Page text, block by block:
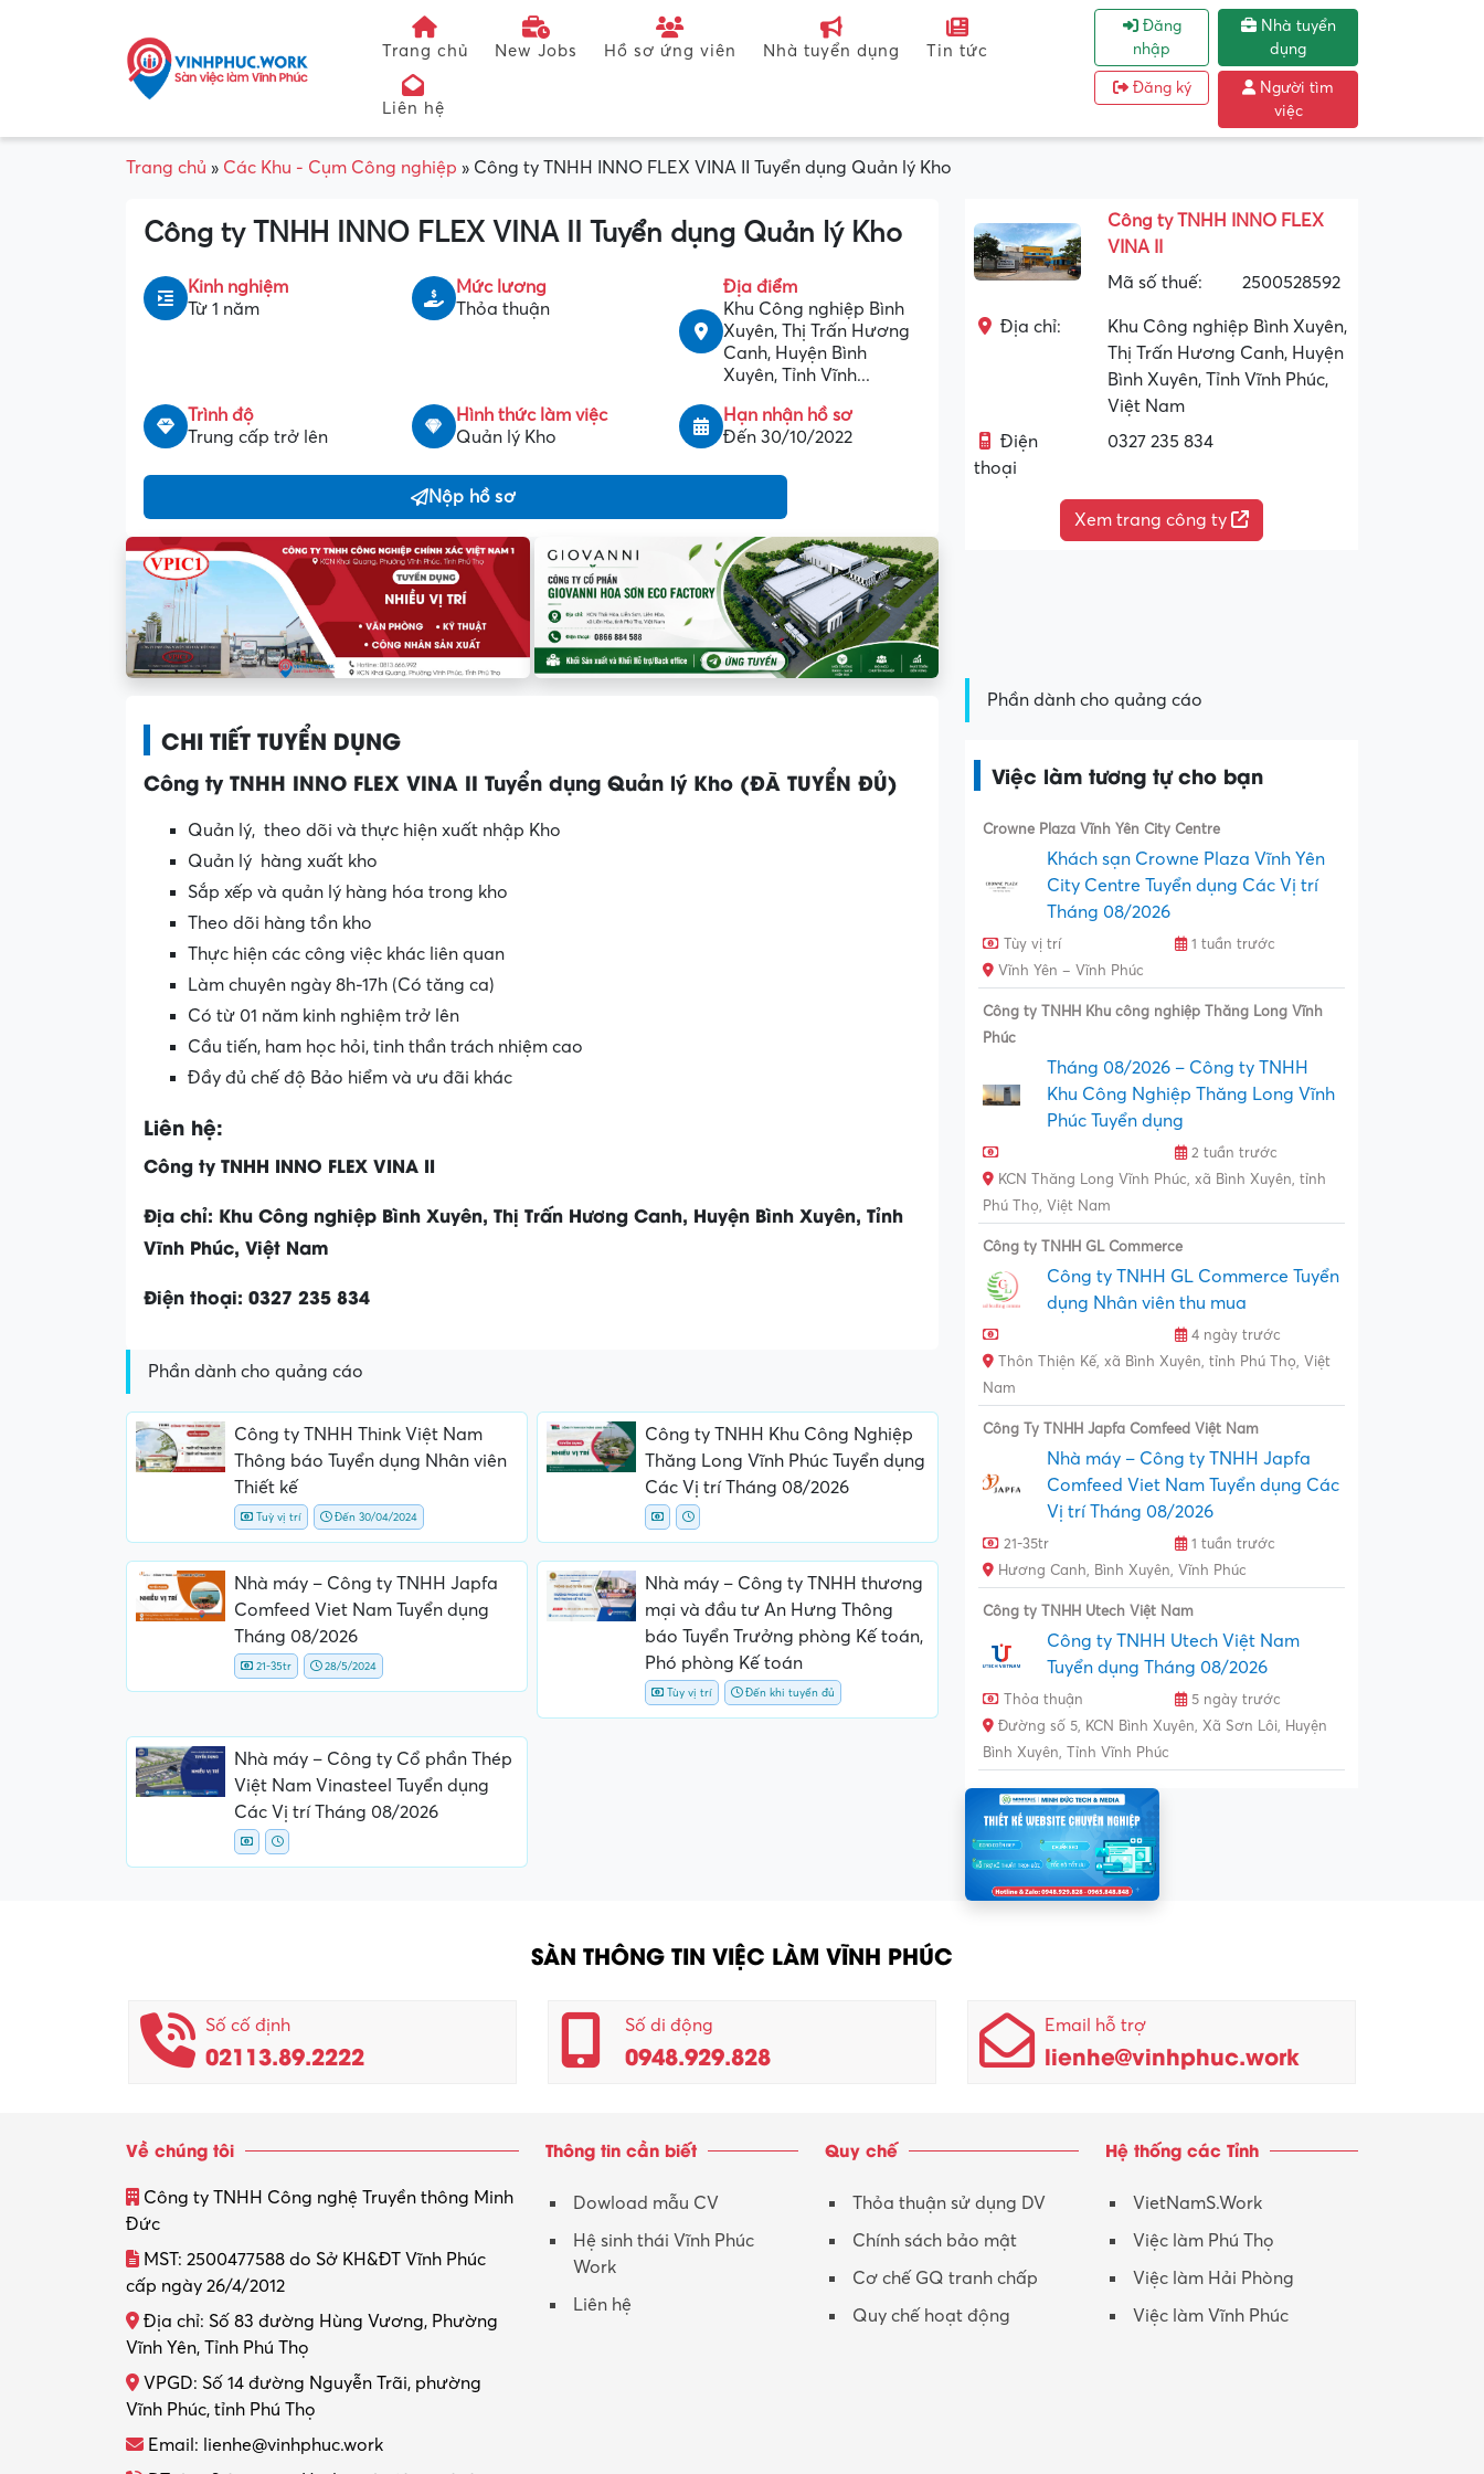
Trang chủ New Jobs Hồ sơ ứng viên Nhà tuyển dụng Tin tức
Liên hệ
Đăng
nhập
Đăng ký
Nhà tuyển
dụng
Người tìm
việc
Trang chủ » Các Khu - Cụm Công nghiệp » Công ty TNHH INNO FLEX VINA II Tuyển dụng Quản lý Kho
Công ty TNHH INNO FLEX VINA II Tuyển dụng Quản lý Kho
Kinh nghiệm
Từ 1 năm
Mức lương
Thỏa thuận
Địa điểm
Khu Công nghiệp Bình
Xuyên, Thị Trấn Hương
Canh, Huyện Bình
Xuyên, Tỉnh Vĩnh...
Trình độ
Trung cấp trở lên
Hình thức làm việc
Quản lý Kho
Hạn nhận hồ sơ
Đến 30/10/2022
Nộp hồ sơ
Công ty TNHH INNO FLEX
VINA II
Mã số thuế:
2500528592
Địa chỉ:
Khu Công nghiệp Bình Xuyên,
Thị Trấn Hương Canh, Huyện
Bình Xuyên, Tỉnh Vĩnh Phúc,
Việt Nam
Điện
thoại
0327 235 834
Xem trang công ty
CHI TIẾT TUYỂN DỤNG
Công ty TNHH INNO FLEX VINA II Tuyển dụng Quản lý Kho (ĐÃ TUYỂN ĐỦ)
Quản lý, theo dõi và thực hiện xuất nhập Kho
Quản lý hàng xuất kho
Sắp xếp và quản lý hàng hóa trong kho
Theo dõi hàng tồn kho
Thực hiện các công việc khác liên quan
Làm chuyên ngày 8h-17h (Có tăng ca)
Có từ 01 năm kinh nghiệm trở lên
Cầu tiến, ham học hỏi, tinh thần trách nhiệm cao
Đầy đủ chế độ Bảo hiểm và ưu đãi khác
Liên hệ:
Công ty TNHH INNO FLEX VINA II
Địa chỉ: Khu Công nghiệp Bình Xuyên, Thị Trấn Hương Canh, Huyện Bình Xuyên, Tỉnh
Vĩnh Phúc, Việt Nam
Điện thoại: 0327 235 834
Phần dành cho quảng cáo
Công ty TNHH Think Việt Nam
Thông báo Tuyển dụng Nhân viên
Thiết kế
Tuỳ vị trí Đến 30/04/2024
Công ty TNHH Khu Công Nghiệp
Thăng Long Vĩnh Phúc Tuyển dụng
Các Vị trí Tháng 08/2026
Nhà máy – Công ty TNHH Japfa
Comfeed Viet Nam Tuyển dụng
Tháng 08/2026
21-35tr 28/5/2024
Nhà máy – Công ty TNHH thương
mại và đầu tư An Hưng Thông
báo Tuyển Trưởng phòng Kế toán,
Phó phòng Kế toán
Tùy vị trí Đến khi tuyển đủ
Nhà máy – Công ty Cổ phần Thép
Việt Nam Vinasteel Tuyển dụng
Các Vị trí Tháng 08/2026
Phần dành cho quảng cáo
Việc làm tương tự cho bạn
Crowne Plaza Vĩnh Yên City Centre
Khách sạn Crowne Plaza Vĩnh Yên
City Centre Tuyển dụng Các Vị trí
Tháng 08/2026
Tùy vị trí
1 tuần trước
Vĩnh Yên – Vĩnh Phúc
Công ty TNHH Khu công nghiệp Thăng Long Vĩnh
Phúc
Tháng 08/2026 – Công ty TNHH
Khu Công Nghiệp Thăng Long Vĩnh
Phúc Tuyển dụng
2 tuần trước
KCN Thăng Long Vĩnh Phúc, xã Bình Xuyên, tỉnh
Phú Thọ, Việt Nam
Công ty TNHH GL Commerce
Công ty TNHH GL Commerce Tuyển
dụng Nhân viên thu mua
4 ngày trước
Thôn Thiện Kế, xã Bình Xuyên, tỉnh Phú Thọ, Việt
Nam
Công Ty TNHH Japfa Comfeed Việt Nam
Nhà máy – Công ty TNHH Japfa
Comfeed Viet Nam Tuyển dụng Các
Vị trí Tháng 08/2026
21-35tr
1 tuần trước
Hương Canh, Bình Xuyên, Vĩnh Phúc
Công ty TNHH Utech Việt Nam
Công ty TNHH Utech Việt Nam
Tuyển dụng Tháng 08/2026
Thỏa thuận
5 ngày trước
Đường số 5, KCN Bình Xuyên, Xã Sơn Lôi, Huyện
Bình Xuyên, Tỉnh Vĩnh Phúc
SÀN THÔNG TIN VIỆC LÀM VĨNH PHÚC
Số cố định
02113.89.2222
Số di động
0948.929.828
Email hỗ trợ
lienhe@vinhphuc.work
Về chúng tôi
Công ty TNHH Công nghệ Truyền thông Minh
Đức
MST: 2500477588 do Sở KH&ĐT Vĩnh Phúc
cấp ngày 26/4/2012
Địa chỉ: Số 83 đường Hùng Vương, Phường
Vĩnh Yên, Tỉnh Phú Thọ
VPGD: Số 14 đường Nguyễn Trãi, phường
Vĩnh Phúc, tỉnh Phú Thọ
Email: lienhe@vinhphuc.work
Thông tin cần biết
Dowload mẫu CV
Hệ sinh thái Vĩnh Phúc
Work
Liên hệ
Quy chế
Thỏa thuận sử dụng DV
Chính sách bảo mật
Cơ chế GQ tranh chấp
Quy chế hoạt động
Hệ thống các Tỉnh
VietNamS.Work
Việc làm Phú Thọ
Việc làm Hải Phòng
Việc làm Vĩnh Phúc